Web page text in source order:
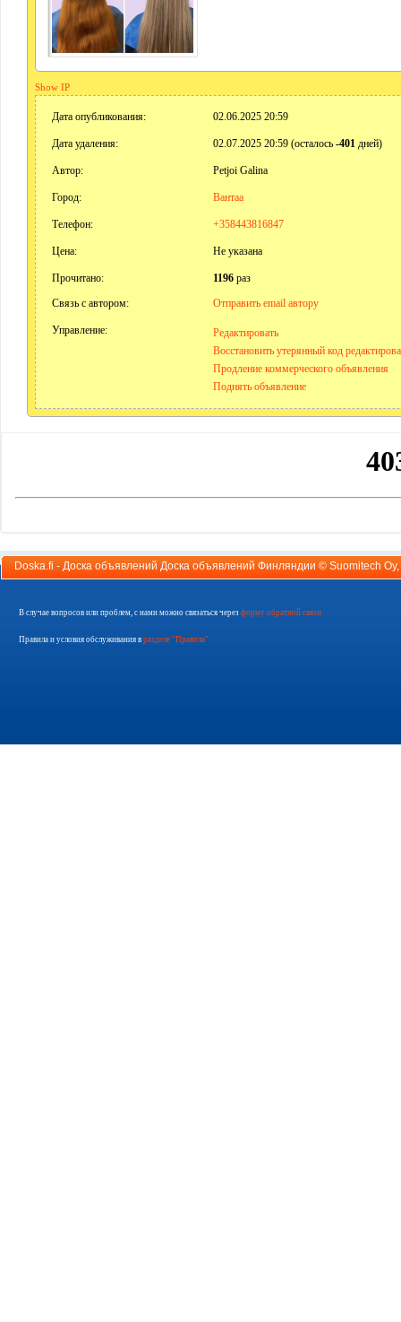
Show IP
Дата опубликования: 02.06.2025 20:59
Дата удаления: 02.07.2025 20:59 (осталось -401дней)
Автор: Petjoi Galina
Город: Вантаа
Телефон: +358443816847
Цена: Не указана
Прочитано: 1196раз
Связь с автором:
Отправить email автору
Управление:
Редактировать
Восстановить утерянный код
Продление коммерческого объявления
Поднять объявление
Doska.fi - Доска объявлений Доска объявлений Финляндии © Suomitech Oy
В случае вопросов или проблем, с нами можно связаться через форму обратной связи
Правила и условия обслуживания в разделе "Правила"